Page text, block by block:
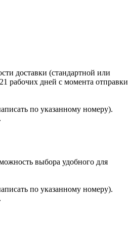
доставки (стандартной или
рабочих дней с момента отправки
по указанному номеру).
выбора удобного для
по указанному номеру).